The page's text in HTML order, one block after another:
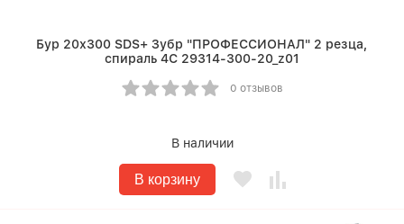
Бур 20х300 SDS+ Зубр "ПРОФЕССИОНАЛ" 2 резца,
спираль 4С 29314-300-20_z01
0 отзывов
В наличии
В корзину